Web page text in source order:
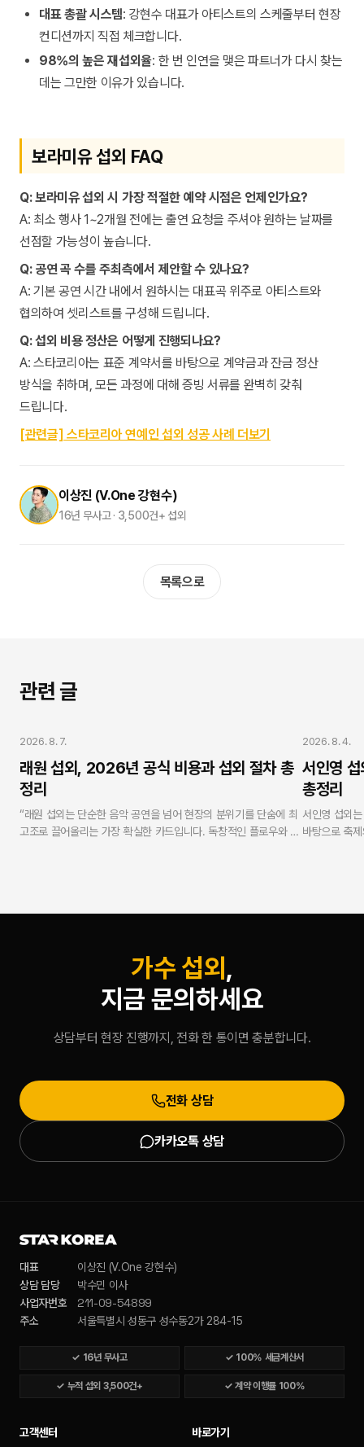
대표 총괄 시스템: 강현수 대표가 아티스트의 스케줄부터 현장
컨디션까지 직접 체크합니다.
98%의 높은 재섭외율: 한 번 인연을 맺은 파트너가 다시 찾는
데는 그만한 이유가 있습니다.
보라미유 섭외 FAQ
Q: 보라미유 섭외 시 가장 적절한 예약 시점은 언제인가요?
A: 최소 행사 1~2개월 전에는 출연 요청을 주셔야 원하는 날짜를
선점할 가능성이 높습니다.
Q: 공연 곡 수를 주최측에서 제안할 수 있나요?
A: 기본 공연 시간 내에서 원하시는 대표곡 위주로 아티스트와
협의하여 셋리스트를 구성해 드립니다.
Q: 섭외 비용 정산은 어떻게 진행되나요?
A: 스타코리아는 표준 계약서를 바탕으로 계약금과 잔금 정산
방식을 취하며, 모든 과정에 대해 증빙 서류를 완벽히 갖춰
드립니다.
[관련글] 스타코리아 연예인 섭외 성공 사례 더보기
이상진 (V.One 강현수)
16년 무사고 · 3,500건+ 섭외
목록으로
관련 글
2026. 8. 7.
래원 섭외, 2026년 공식 비용과 섭외 절차 총
정리
“래원 섭외는 단순한 음악 공연을 넘어 현장의 분위기를 단숨에 최
고조로 끌어올리는 가장 확실한 카드입니다. 독창적인 플로우와 독
— V.One 강현수 대표 (스타코리아)
2026. 8. 4.
서인영
총정리
서인영 섭외
바탕으로 축
가수 섭외 ,
지금 문의하세요
상담부터 현장 진행까지, 전화 한 통이면 충분합니다.
전화 상담
카카오톡 상담
대표
이상진 (V.One 강현수)
상담 담당
박수민 이사
사업자번호
211-09-54899
주소 서울특별시 성동구 성수동2가 284-15
✓ 16년 무사고 ✓ 100% 세금계산서
✓ 누적 섭외 3,500건+ ✓ 계약 이행률 100%
고객센터 바로가기